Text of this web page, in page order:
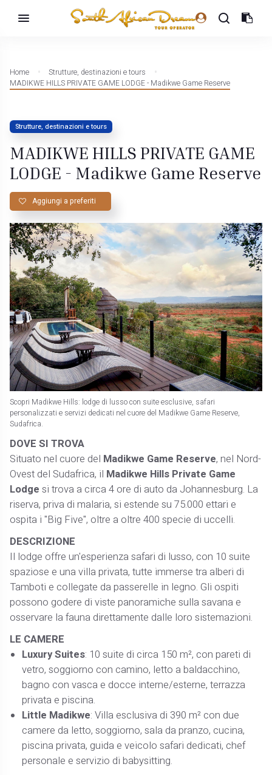
Home
Strutture, destinazioni e tours
MADIKWE HILLS PRIVATE GAME LODGE - Madikwe Game Reserve
Strutture, destinazioni e tours
MADIKWE HILLS PRIVATE GAME
LODGE - Madikwe Game Reserve
Aggiungi a preferiti
Scopri Madikwe Hills: lodge di lusso con suite esclusive, safari
personalizzati e servizi dedicati nel cuore del Madikwe Game Reserve,
Sudafrica.
DOVE SI TROVA
Situato nel cuore del Madikwe Game Reserve, nel Nord-
Ovest del Sudafrica, il Madikwe Hills Private Game
Lodge si trova a circa 4 ore di auto da Johannesburg. La
riserva, priva di malaria, si estende su 75.000 ettari e
ospita i "Big Five", oltre a oltre 400 specie di uccelli. ​
DESCRIZIONE
Il lodge offre un'esperienza safari di lusso, con 10 suite
spaziose e una villa privata, tutte immerse tra alberi di
Tamboti e collegate da passerelle in legno. Gli ospiti
possono godere di viste panoramiche sulla savana e
osservare la fauna direttamente dalle loro sistemazioni. ​
LE CAMERE
Luxury Suites: 10 suite di circa 150 m², con pareti di
vetro, soggiorno con camino, letto a baldacchino,
bagno con vasca e docce interne/esterne, terrazza
privata e piscina. ​
Little Madikwe: Villa esclusiva di 390 m² con due
camere da letto, soggiorno, sala da pranzo, cucina,
piscina privata, guida e veicolo safari dedicati, chef
personale e servizio di babysitting. ​